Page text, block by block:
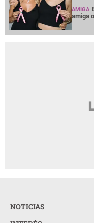
AMIGA
amiga
NOTICIAS